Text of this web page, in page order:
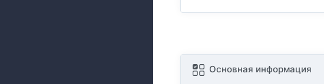
Основная информация